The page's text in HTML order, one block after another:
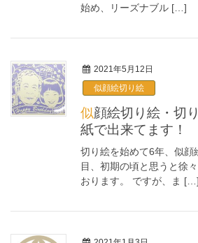
始め、リーズナブル […]
2021年5月12日
似顔絵切り絵
似顔絵切り絵・切り絵 これ一枚の
紙で出来てます！
切り絵を始めて6年、似顔
目、初期の頃と思うと徐
おります。 ですが、ま […]